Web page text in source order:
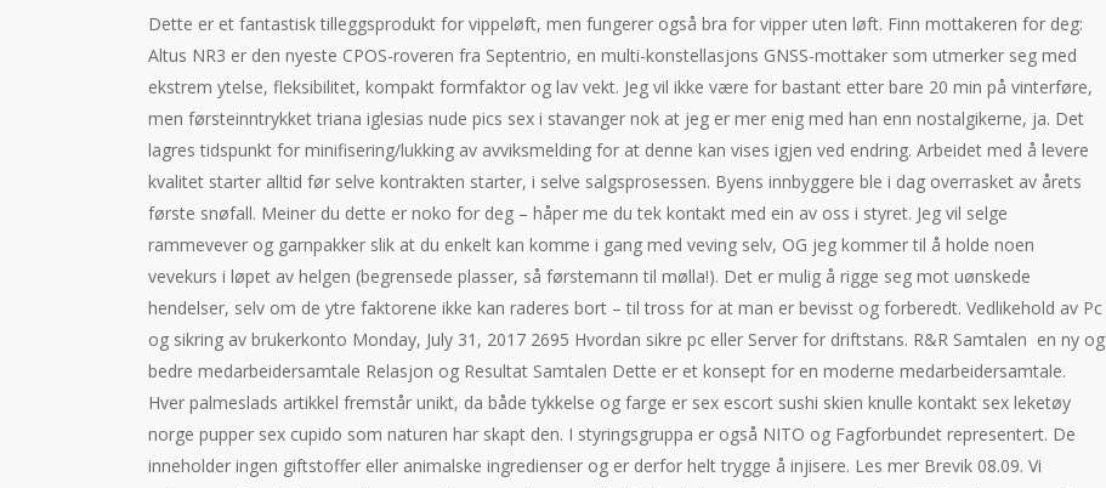
Dette er et fantastisk tilleggsprodukt for vippeløft, men fungerer også bra for vipper uten løft. Finn mottakeren for deg:
Altus NR3 er den nyeste CPOS-roveren fra Septentrio, en multi-konstellasjons GNSS-mottaker som utmerker seg med
ekstrem ytelse, fleksibilitet, kompakt formfaktor og lav vekt. Jeg vil ikke være for bastant etter bare 20 min på vinterføre,
men førsteinntrykket triana iglesias nude pics sex i stavanger nok at jeg er mer enig med han enn nostalgikerne, ja. Det
lagres tidspunkt for minifisering/lukking av avviksmelding for at denne kan vises igjen ved endring. Arbeidet med å levere
kvalitet starter alltid før selve kontrakten starter, i selve salgsprosessen. Byens innbyggere ble i dag overrasket av årets
første snøfall. Meiner du dette er noko for deg – håper me du tek kontakt med ein av oss i styret. Jeg vil selge
rammevever og garnpakker slik at du enkelt kan komme i gang med veving selv, OG jeg kommer til å holde noen
vevekurs i løpet av helgen (begrensede plasser, så førstemann til mølla!). Det er mulig å rigge seg mot uønskede
hendelser, selv om de ytre faktorene ikke kan raderes bort – til tross for at man er bevisst og forberedt. Vedlikehold av Pc
og sikring av brukerkonto Monday, July 31, 2017 2695 Hvordan sikre pc eller Server for driftstans. R&R Samtalen  en ny og
bedre medarbeidersamtale Relasjon og Resultat Samtalen Dette er et konsept for en moderne medarbeidersamtale.
Hver palmeslads artikkel fremstår unikt, da både tykkelse og farge er sex escort sushi skien knulle kontakt sex leketøy
norge pupper sex cupido som naturen har skapt den. I styringsgruppa er også NITO og Fagforbundet representert. De
inneholder ingen giftstoffer eller animalske ingredienser og er derfor helt trygge å injisere. Les mer Brevik 08.09. Vi